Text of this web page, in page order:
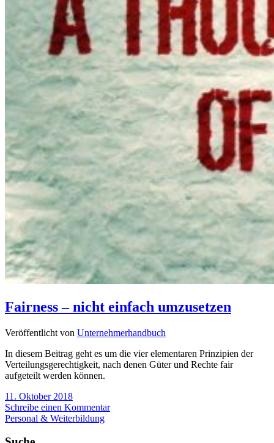
Fairness – nicht einfach umzusetzen
Veröffentlicht von Unternehmerhandbuch
In diesem Beitrag geht es um die vier elementaren Prinzipien der
Verteilungsgerechtigkeit, nach denen Güter und Rechte fair
aufgeteilt werden können.
11. Oktober 2018
Schreibe einen Kommentar
Personal & Weiterbildung